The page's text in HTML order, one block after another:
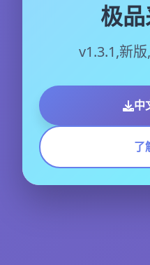
极
v1.3.1,新
中
了